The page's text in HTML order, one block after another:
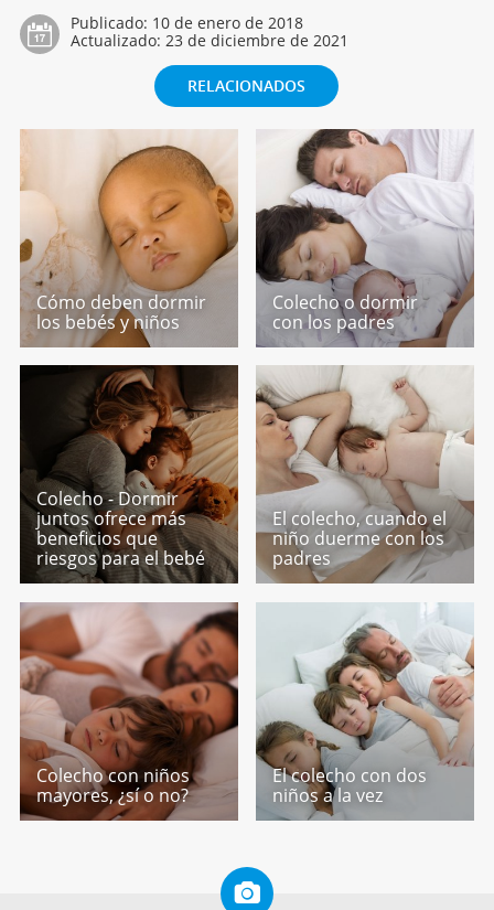
Publicado: 10 de enero de 2018
Actualizado: 23 de diciembre de 2021
RELACIONADOS
Cómo deben dormir
los bebés y niños
Colecho o dormir
con los padres
Colecho - Dormir
juntos ofrece más
beneficios que
riesgos para el bebé
El colecho, cuando el
niño duerme con los
padres
Colecho con niños
mayores, ¿sí o no?
El colecho con dos
niños a la vez